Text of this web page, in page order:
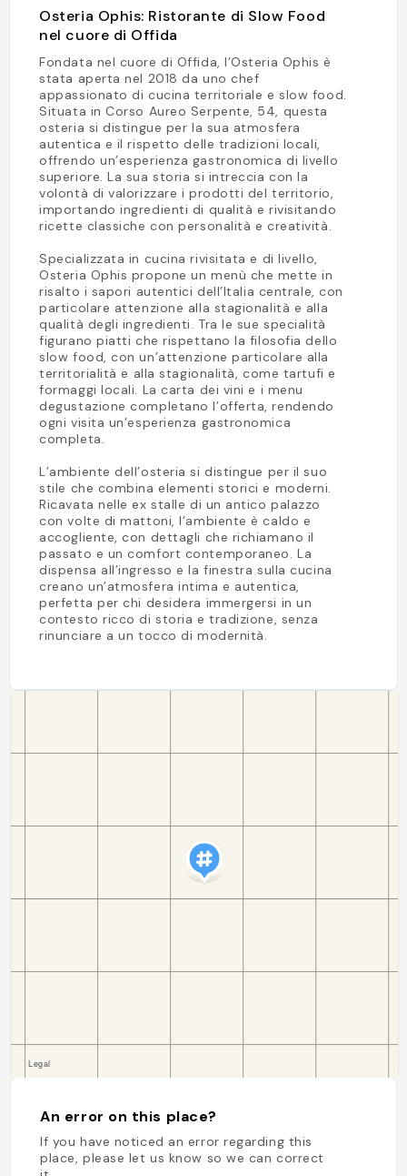
Osteria Ophis: Ristorante di Slow Food
nel cuore di Offida
Fondata nel cuore di Offida, l’Osteria Ophis è
stata aperta nel 2018 da uno chef
appassionato di cucina territoriale e slow food.
Situata in Corso Aureo Serpente, 54, questa
osteria si distingue per la sua atmosfera
autentica e il rispetto delle tradizioni locali,
offrendo un’esperienza gastronomica di livello
superiore. La sua storia si intreccia con la
volontà di valorizzare i prodotti del territorio,
importando ingredienti di qualità e rivisitando
ricette classiche con personalità e creatività.
Specializzata in cucina rivisitata e di livello,
Osteria Ophis propone un menù che mette in
risalto i sapori autentici dell’Italia centrale, con
particolare attenzione alla stagionalità e alla
qualità degli ingredienti. Tra le sue specialità
figurano piatti che rispettano la filosofia dello
slow food, con un’attenzione particolare alla
territorialità e alla stagionalità, come tartufi e
formaggi locali. La carta dei vini e i menu
degustazione completano l’offerta, rendendo
ogni visita un’esperienza gastronomica
completa.
L’ambiente dell’osteria si distingue per il suo
stile che combina elementi storici e moderni.
Ricavata nelle ex stalle di un antico palazzo
con volte di mattoni, l’ambiente è caldo e
accogliente, con dettagli che richiamano il
passato e un comfort contemporaneo. La
dispensa all’ingresso e la finestra sulla cucina
creano un’atmosfera intima e autentica,
perfetta per chi desidera immergersi in un
contesto ricco di storia e tradizione, senza
rinunciare a un tocco di modernità.
An error on this place?
If you have noticed an error regarding this
place, please let us know so we can correct